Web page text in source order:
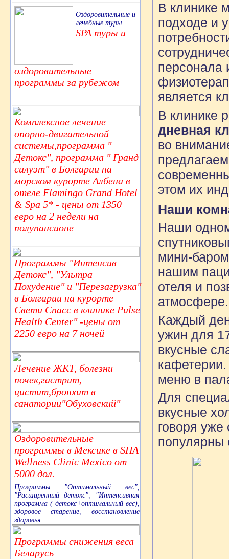
Оздоровительные и
лечебные туры
SPA туры и
оздоровительные
программы за рубежом
Комплексное лечение
опорно-двигательной
системы,программа "
Детокс", программа " Гранд
силуэт" в Болгарии на
морском курорте Албена в
отеле Flamingo Grand Hotel
& Spa 5* - цены от 1350
евро на 2 недели на
полупансионе
Программы "Интенсив
Детокс", "Ультра
Похудение" и "Перезагрузка"
в Болгарии на курорте
Свети Спасс в клинике Pulse
Health Center" -цены от
2250 евро на 7 ночей
Лечение ЖКТ, болезни
почек,гастрит,
цистит,бронхит в
санатории"Обуховский"
Оздоровительные
программы в Мексике в SHA
Wellness Clinic Mexico от
5000 дол.
Программы "Оптимальный вес",
"Расширенный детокс", "Интенсивная
программа ( детокс+оптимальный вес),
здоровое старение, восстановление
здоровья
Программы снижения веса
Беларусь
В клинике
подходе и
персонала
является
В клинике
дневная
во
этом их
Наши
Наши
мини-
нашим
отеля и
Каждый
ужин для
вкусные
кафетерии.
меню в
Для
вкусные
говоря уже
популярны